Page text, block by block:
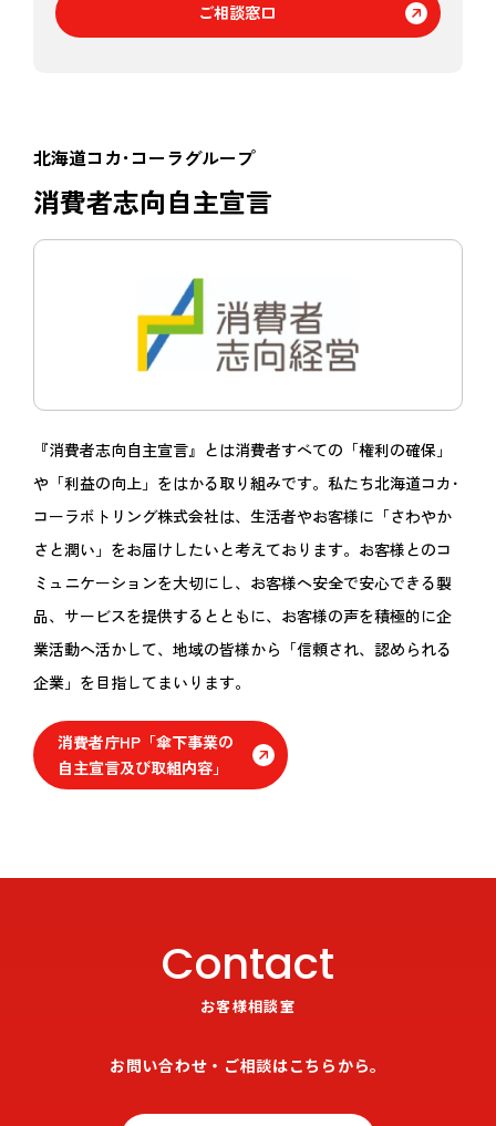
ご相談窓口
北海道コカ･コーラグループ
消費者志向自主宣言
『消費者志向自主宣言』とは消費者すべての「権利の確保」
や「利益の向上」をはかる取り組みです。私たち北海道コカ･
コーラボトリング株式会社は、生活者やお客様に「さわやか
さと潤い」をお届けしたいと考えております。お客様とのコ
ミュニケーションを大切にし、お客様へ安全で安心できる製
品、サービスを提供するとともに、お客様の声を積極的に企
業活動へ活かして、地域の皆様から「信頼され、認められる
企業」を目指してまいります。
消費者庁HP「傘下事業の
自主宣言及び取組内容」
Contact
お客様相談室
お問い合わせ・ご相談はこちらから。